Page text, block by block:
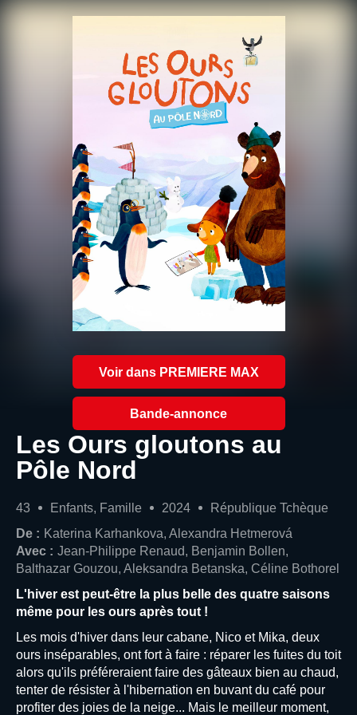
Voir dans PREMIERE MAX
Bande-annonce
Les Ours gloutons au
Pôle Nord
43 Enfants, Famille 2024
République Tchèque
De : Katerina Karhankova, Alexandra Hetmerová
Avec : Jean-Philippe Renaud, Benjamin Bollen,
Balthazar Gouzou, Aleksandra Betanska, Céline Bothorel
L'hiver est peut-être la plus belle des quatre saisons
même pour les ours après tout !
Les mois d'hiver dans leur cabane, Nico et Mika, deux
ours inséparables, ont fort à faire : réparer les fuites du toit
alors qu'ils préféreraient faire des gâteaux bien au chaud,
tenter de résister à l'hibernation en buvant du café pour
profiter des joies de la neige... Mais le meilleur moment,